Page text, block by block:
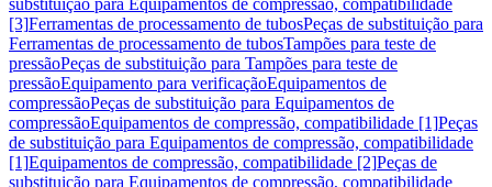
substituição para Equipamentos de compressão, compatibilidade
[3]Ferramentas de processamento de tubosPeças de substituição para
Ferramentas de processamento de tubosTampões para teste de
pressãoPeças de substituição para Tampões para teste de
pressãoEquipamento para verificaçãoEquipamentos de
compressãoPeças de substituição para Equipamentos de
compressãoEquipamentos de compressão, compatibilidade [1]Peças
de substituição para Equipamentos de compressão, compatibilidade
[1]Equipamentos de compressão, compatibilidade [2]Peças de
substituição para Equipamentos de compressão, compatibilidade